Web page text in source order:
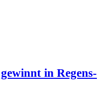
in Regens­